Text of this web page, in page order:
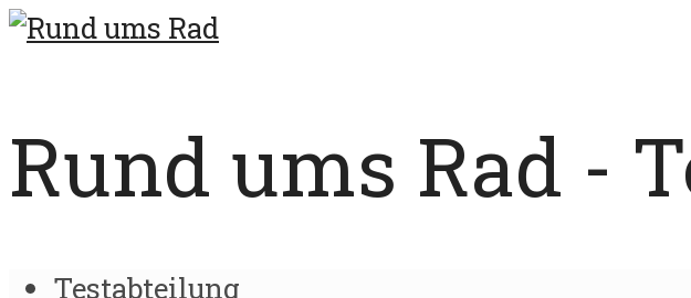
Rund ums Rad -
Testabteilung